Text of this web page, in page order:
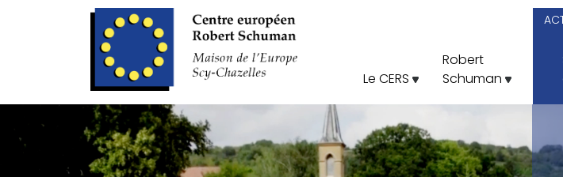
Le CERS
Robert
Schuman